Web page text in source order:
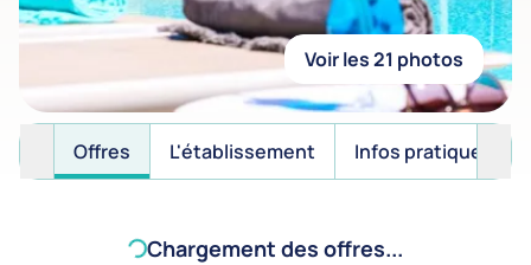
Voir les 21 photos
Offres L'établissement Infos pratiques
Chargement des offres...